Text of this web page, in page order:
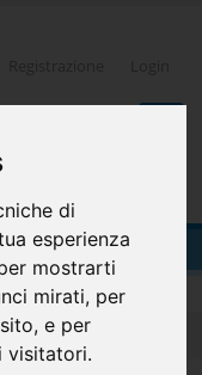
di
esperienza
mostrarti
mirati, per
e per
visitatori.